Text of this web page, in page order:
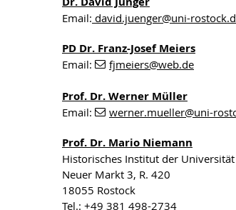
Email: david.juenger@uni-
PD Dr. Franz-Josef Meiers
Email: fjmeiers@web.de
Prof. Dr. Werner Müller
Email: werner.mueller@uni-
Prof. Dr. Mario Niemann
Historisches Institut der
Neuer Markt 3, R. 420
18055 Rostock
Tel.: +49 381 498-2734